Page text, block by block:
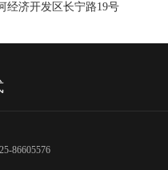
经济开发区长宁路19号
86605576